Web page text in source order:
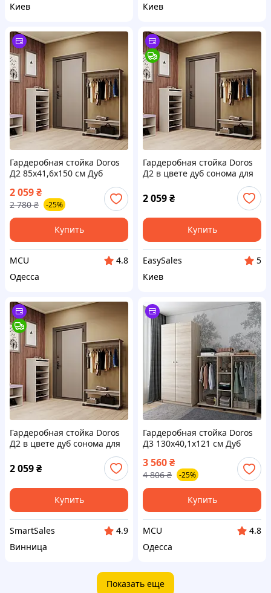
Киев
Киев
Гардеробная стойка Doros
Д2 85х41,6х150 см Дуб
2 059₴
2 780 ₴ -25%
Купить
MCU
4.8
Одесса
Гардеробная стойка Doros
Д2 в цвете дуб сонома для
аксессуаров органайзер
для вещей
2 059₴
Купить
EasySales
5
Киев
Гардеробная стойка Doros
Д2 в цвете дуб сонома для
аксессуаров органайзер
для вещей
2 059₴
Купить
SmartSales
4.9
Винница
Гардеробная стойка Doros
Д3 130х40,1х121 см Дуб
3 560₴
4 806 ₴ -25%
Купить
MCU
4.8
Одесса
Показать еще